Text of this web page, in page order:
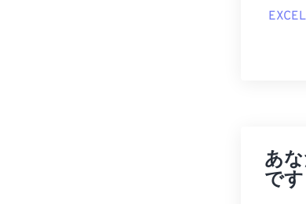
あ
です